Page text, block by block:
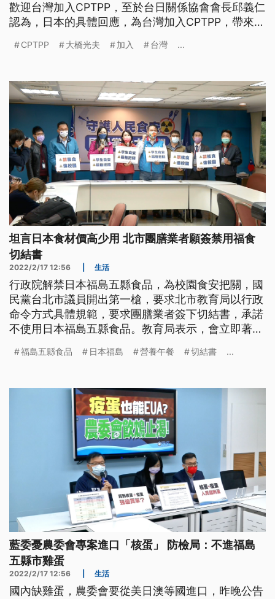
歡迎台灣加入CPTPP，至於台日關係協會會長邱義仁
認為，日本的具體回應，為台灣加入CPTPP，帶來一
的歡迎，尤其日本大力支持，相信會有好的結果。
CPTPP 大橋光夫 加入 台灣 ...
坦言日本食材價高少用 北市團膳業者願簽禁用福食
切結書
2022/2/17 12:56 生活
行政院解禁日本福島五縣食品，為校園食安把關，國
民黨台北市議員開出第一槍，要求北市教育局以行政
命令方式具體規範，要求團膳業者簽下切結書，承諾
不使用日本福島五縣食品。教育局表示，會立即著手
福島五縣食品 日本福島 營養午餐 切結書 ...
藍委憂農委會專案進口「核蛋」 防檢局：不進福島
五縣市雞蛋
2022/2/17 12:56 生活
國內缺雞蛋，農委會要從美日澳等國進口，昨晚公告